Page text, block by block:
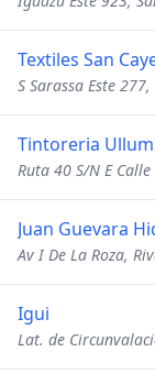
Textiles San
S Sarassa Este
Tintoreria Ullum
Ruta 40 S/N E
Juan Guevara
Av I De La Roza,
Igui
Lat. de